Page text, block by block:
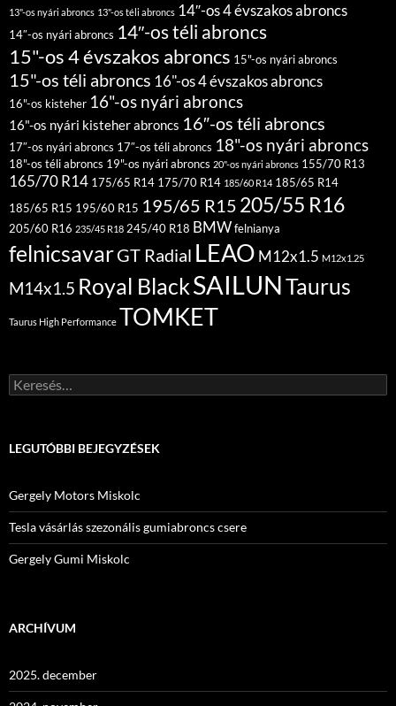
13"-os nyári abroncs 13"-os téli abroncs 14″-os 4 évszakos abroncs
14″-os nyári abroncs 14″-os téli abroncs
15"-os 4 évszakos abroncs 15"-os nyári abroncs
15"-os téli abroncs 16"-os 4 évszakos abroncs
16"-os kisteher 16"-os nyári abroncs
16"-os nyári kisteher abroncs 16″-os téli abroncs
17″-os nyári abroncs 17″-os téli abroncs 18"-os nyári abroncs
18"-os téli abroncs 19"-os nyári abroncs 20"-os nyári abroncs 155/70 R13
165/70 R14 175/65 R14 175/70 R14 185/60 R14 185/65 R14
185/65 R15 195/60 R15 195/65 R15 205/55 R16
205/60 R16 235/45 R18 245/40 R18 BMWfelnianya
felnicsavarGT Radial LEAO M12x1.5 M12x1.25
M14x1.5 Royal BlackSAILUNTaurus
Taurus High Performance TOMKET
Keresés:
LEGUTÓBBI BEJEGYZÉSEK
Gergely Motors Miskolc
Tesla vásárlás szezonális gumiabroncs csere
Gergely Gumi Miskolc
ARCHÍVUM
2025. december